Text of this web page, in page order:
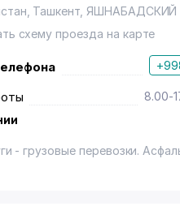
Ташкент ЯШНАБАДСКИЙ
схему проезда на карте
8.00-
- грузовые перевозки.